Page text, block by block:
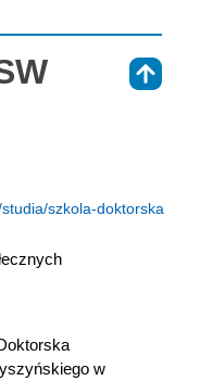
szkola-doktorska
w